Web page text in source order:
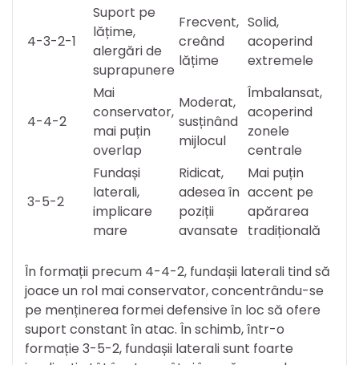
4-3-2-1
Suport pe
lățime,
alergări de
suprapunere
Frecvent,
creând
lățime
Solid,
acoperind
extremele
4-4-2
Mai
conservator,
mai puțin
overlap
Moderat,
susținând
mijlocul
Îmbalansat,
acoperind
zonele
centrale
3-5-2
Fundași
laterali,
implicare
mare
Ridicat,
adesea în
poziții
avansate
Mai puțin
accent pe
apărarea
tradițională
În formații precum 4-4-2, fundașii laterali tind să
joace un rol mai conservator, concentrându-se
pe menținerea formei defensive în loc să ofere
suport constant în atac. În schimb, într-o
formație 3-5-2, fundașii laterali sunt foarte